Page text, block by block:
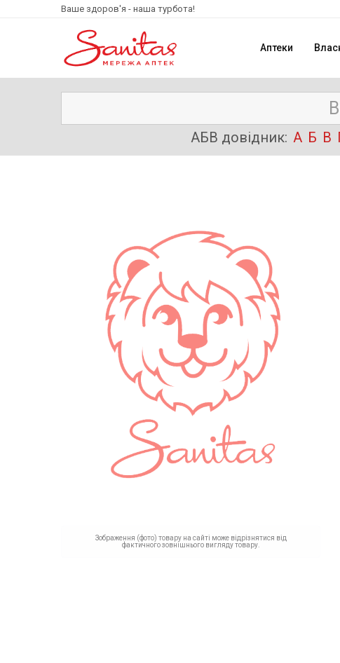
Ваше здоров'я - наша турбота!
Аптеки
АБВ довідник: А Б В
Зображення (фото) товару на сайті може відрізнятися від
фактичного зовнішнього вигляду товару.